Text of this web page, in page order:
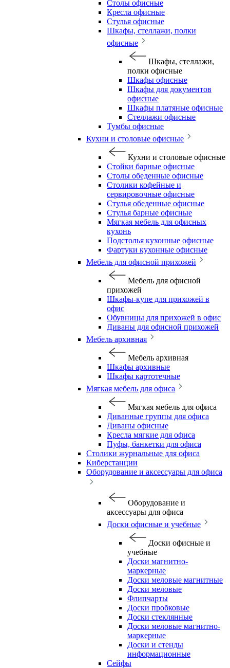
Столы офисные
Кресла офисные
Стулья офисные
Шкафы, стеллажи, полки
офисные
Шкафы, стеллажи,
полки офисные
Шкафы офисные
Шкафы для документов
офисные
Шкафы платяные офисные
Стеллажи офисные
Тумбы офисные
Кухни и столовые офисные
Кухни и столовые офисные
Стойки барные офисные
Столы обеденные офисные
Столики кофейные и
сервировочные офисные
Стулья обеденные офисные
Стулья барные офисные
Мягкая мебель для офисных
кухонь
Подстолья кухонные офисные
Фартуки кухонные офисные
Мебель для офисной прихожей
Мебель для офисной
прихожей
Шкафы-купе для прихожей в
офис
Обувницы для прихожей в офис
Диваны для офисной прихожей
Мебель архивная
Мебель архивная
Шкафы архивные
Шкафы картотечные
Мягкая мебель для офиса
Мягкая мебель для офиса
Диванные группы для офиса
Диваны офисные
Кресла мягкие для офиса
Пуфы, банкетки для офиса
Столики журнальные для офиса
Киберстанции
Оборудование и аксессуары для офиса
Оборудование и
аксессуары для офиса
Доски офисные и учебные
Доски офисные и
учебные
Доски магнитно-
маркерные
Доски меловые магнитные
Доски меловые
Флипчарты
Доски пробковые
Доски стеклянные
Доски меловые магнитно-
маркерные
Доски и стенды
информационные
Сейфы